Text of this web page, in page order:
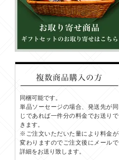
同梱可能です。
単品ソーセージの場合、発送先が同
じであれば一件分の料金でお送りで
きます。
※ご注文いただいた量により料金が
変わりますのでご注文後にメールで
詳細をお送り致します。